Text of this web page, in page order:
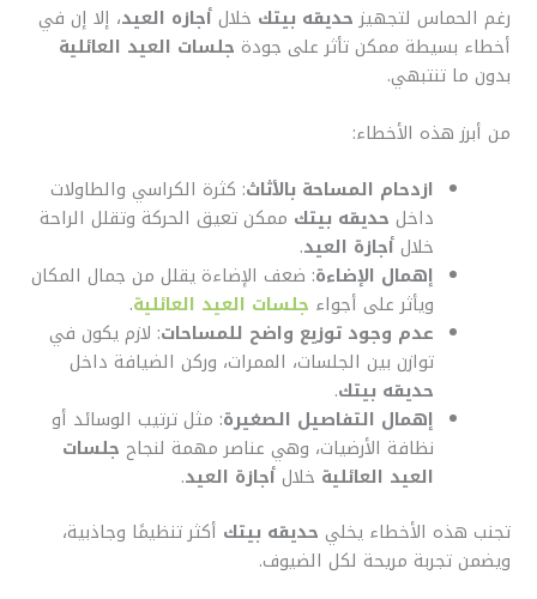
رغم الحماس لتجهيزحديقه بيتك خلالأجازه العيد، إلا إن في
أخطاء بسيطة ممكن تأثر على جودة جلسات العيد العائلية
بدون ما تنتبهي.
من أبرز هذه الأخطاء:
ازدحام المساحة بالأثاث: كثرة الكراسي والطاولات
داخل حديقه بيتك ممكن تعيق الحركة وتقلل الراحة
خلالأجازة العيد.
إهمال الإضاءة: ضعف الإضاءة يقلل من جمال المكان
ويأثر على أجواء جلسات العيد العائلية.
عدم وجود توزيع واضح للمساحات: لازم يكون في
توازن بين الجلسات، الممرات، وركن الضيافة داخل
حديقه بيتك.
إهمال التفاصيل الصغيرة: مثل ترتيب الوسائد أو
نظافة الأرضيات، وهي عناصر مهمة لنجاح جلسات
العيد العائلية خلالأجازة العيد.
تجنب هذه الأخطاء يخلي حديقه بيتك أكثر تنظيمًا وجاذبية،
ويضمن تجربة مريحة لكل الضيوف.